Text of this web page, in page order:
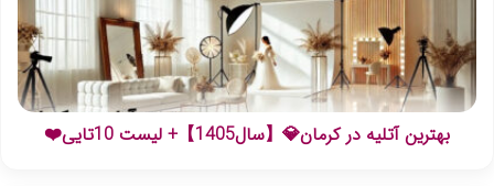
بهترین آتلیه در کرمان💎【سال1405】+ لیست 10تایی❤️